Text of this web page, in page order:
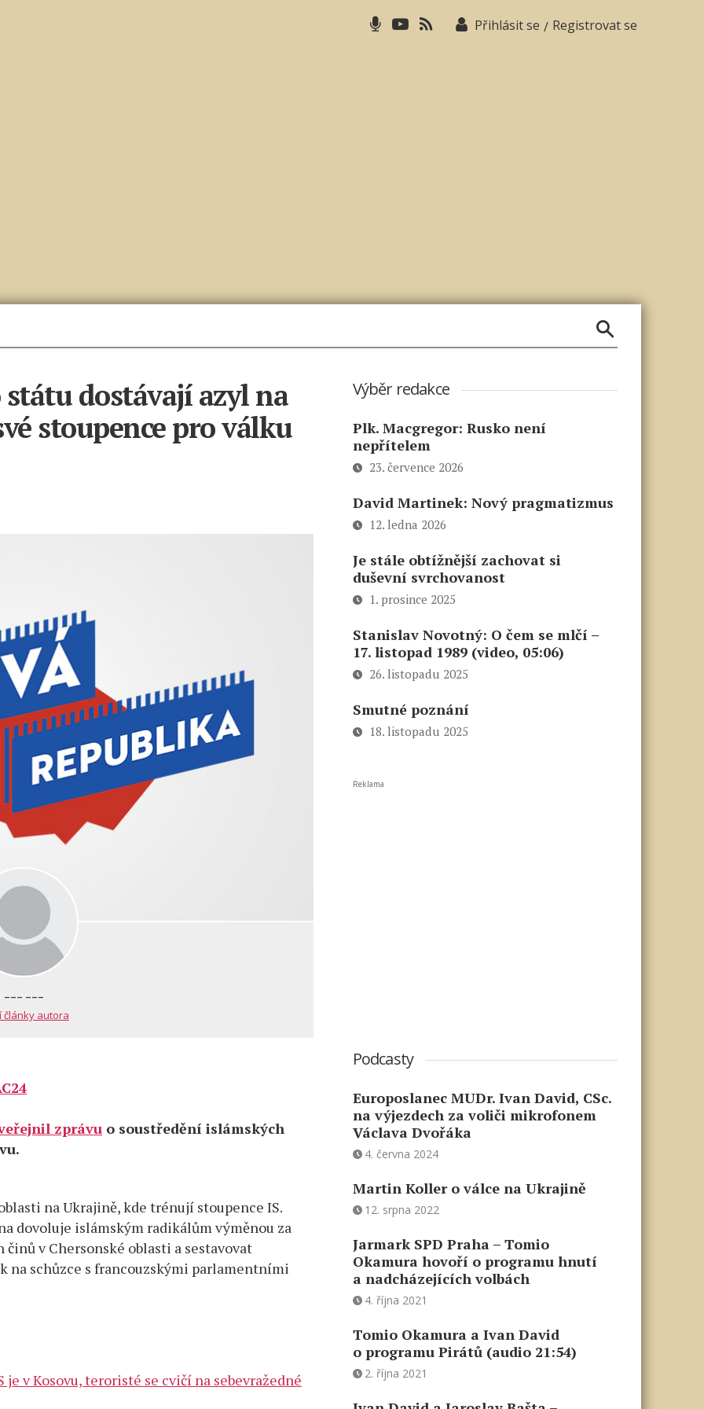
Přihlásit se / Registrovat se
dostávají azyl na
stoupence pro válku
--- ---
články autora
zprávu o soustředění islámských
na Ukrajině, kde trénují stoupence IS.
dovoluje islámským radikálům výměnou za
v Chersonské oblasti a sestavovat
na schůzce s francouzskými parlamentními
v Kosovu, teroristé se cvičí na sebevražedné
Výběr redakce
Plk. Macgregor: Rusko není
nepřítelem
23. července 2026
David Martinek: Nový pragmatizmus
12. ledna 2026
Je stále obtížnější zachovat si
duševní svrchovanost
1. prosince 2025
Stanislav Novotný: O čem se mlčí –
17. listopad 1989 (video, 05:06)
26. listopadu 2025
Smutné poznání
18. listopadu 2025
Reklama
Podcasty
Europoslanec MUDr. Ivan David, CSc.
na výjezdech za voliči mikrofonem
Václava Dvořáka
4. června 2024
Martin Koller o válce na Ukrajině
12. srpna 2022
Jarmark SPD Praha – Tomio
Okamura hovoří o programu hnutí
a nadcházejících volbách
4. října 2021
Tomio Okamura a Ivan David
o programu Pirátů (audio 21:54)
2. října 2021